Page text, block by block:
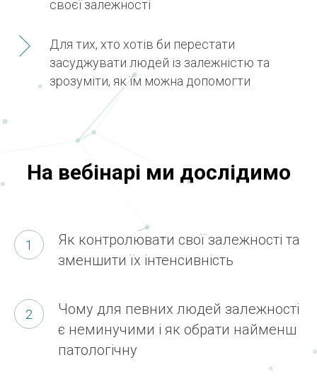
своєї залежності
Для тих, хто хотів би перестати
засуджувати людей із залежністю та
зрозуміти, як їм можна допомогти
На вебінарі ми дослідимо
Як контролювати свої залежності та
зменшити їх інтенсивність
Чому для певних людей залежності
є неминучими і як обрати найменш
патологічну